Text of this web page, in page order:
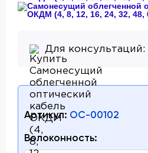
Для консультаций:
Артикул: OC-00102
Волоконность: